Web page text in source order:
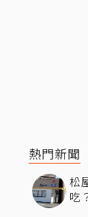
熱門新聞
松
吃